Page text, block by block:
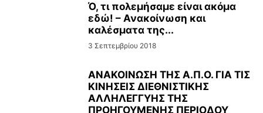
Ό, τι πολεμήσαμε είναι ακόμα
εδώ! – Ανακοίνωση και
καλέσματα της...
3 Σεπτεμβρίου 2018
ΑΝΑΚΟΙΝΩΣΗ ΤΗΣ Α.Π.Ο. ΓΙΑ ΤΙΣ
ΚΙΝΗΣΕΙΣ ΔΙΕΘΝΙΣΤΙΚΗΣ
ΑΛΛΗΛΕΓΓΥΗΣ ΤΗΣ
ΠΡΟΗΓΟΥΜΕΝΗΣ ΠΕΡΙΟΔΟΥ